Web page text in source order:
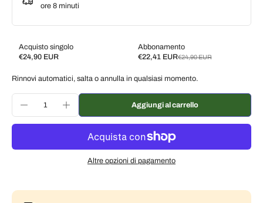
ore 8 minuti
Acquisto singolo
€24,90 EUR
Abbonamento
€22,41 EUR€24,90 EUR
Subscribe and save
Consegna ogni 3 settimane, 7% di sconto
Consegna ogni mese, 5% di sconto
€23,66 EUR
Rinnovi automatici, salta o annulla in qualsiasi momento.
Aggiungi al carrello
Altre opzioni di pagamento